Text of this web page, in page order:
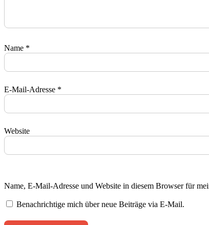
Name *
E-Mail-Adresse *
Website
Name, E-Mail-Adresse und Website in diesem Browser für
Benachrichtige mich über neue Beiträge via E-Mail.